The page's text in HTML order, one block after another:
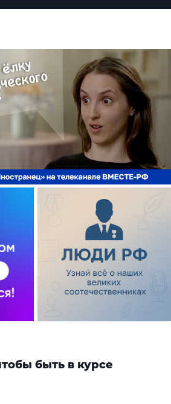
быть в курсе